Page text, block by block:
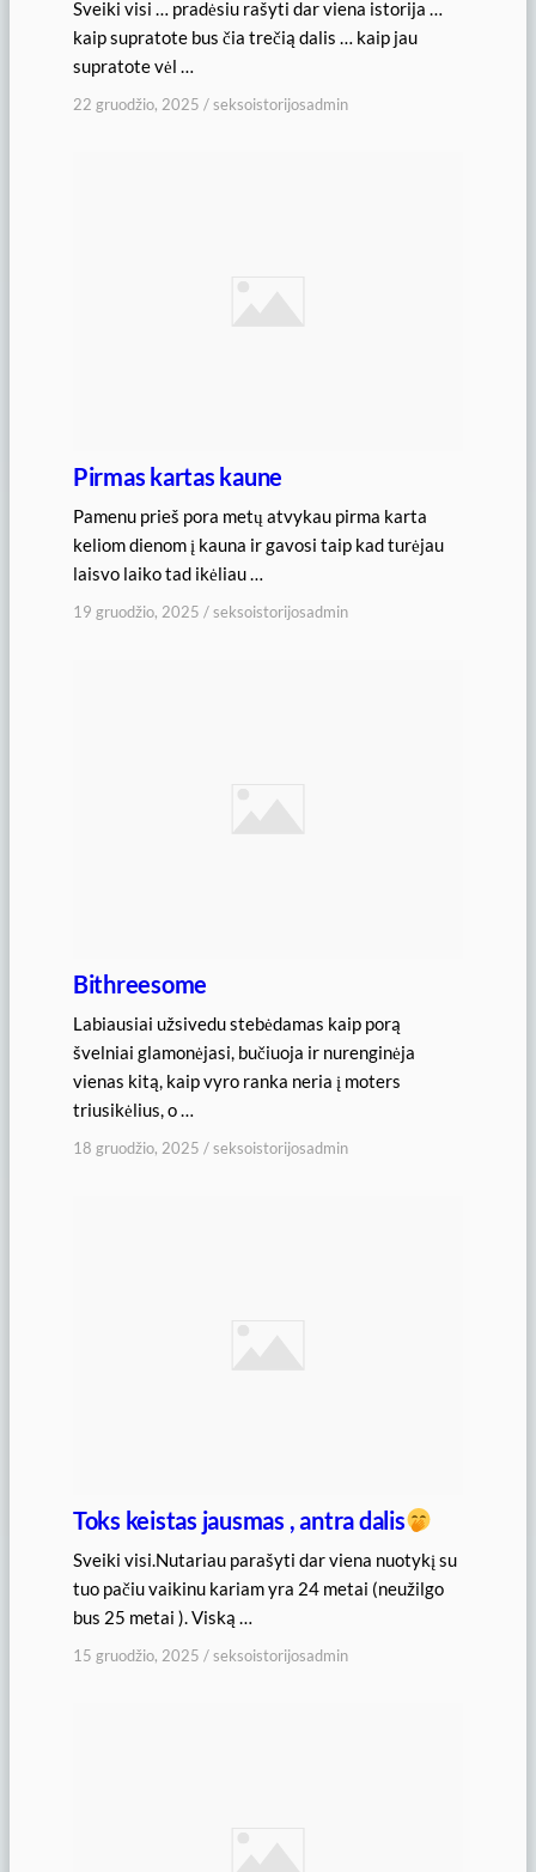
Sveiki visi … pradėsiu rašyti dar viena istorija …
kaip supratote bus čia trečią dalis … kaip jau
supratote vėl …
22 gruodžio, 2025 /seksoistorijosadmin
Pirmas kartas kaune
Pamenu prieš pora metų atvykau pirma karta
keliom dienom į kauna ir gavosi taip kad turėjau
laisvo laiko tad ikėliau …
19 gruodžio, 2025 /seksoistorijosadmin
Bithreesome
Labiausiai užsivedu stebėdamas kaip porą
švelniai glamonėjasi, bučiuoja ir nurenginėja
vienas kitą, kaip vyro ranka neria į moters
triusikėlius, o …
18 gruodžio, 2025 /seksoistorijosadmin
Toks keistas jausmas , antra dalis
Sveiki visi.Nutariau parašyti dar viena nuotykį su
tuo pačiu vaikinu kariam yra 24 metai (neužilgo
bus 25 metai ). Viską …
15 gruodžio, 2025 /seksoistorijosadmin